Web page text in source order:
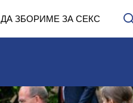
ДА ЗБОРИМЕ ЗА СЕКС